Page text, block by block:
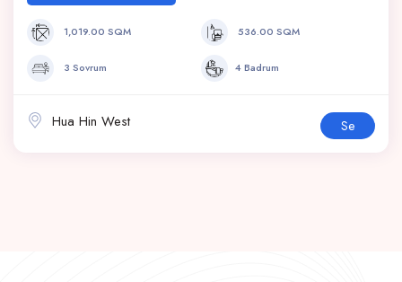
1,019.00 SQM 536.00 SQM
3 Sovrum 4 Badrum
Hua Hin West Se